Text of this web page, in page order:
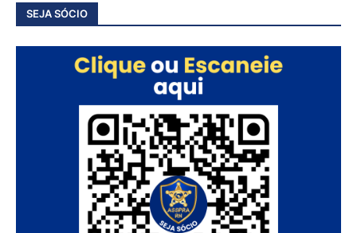
SEJA SÓCIO